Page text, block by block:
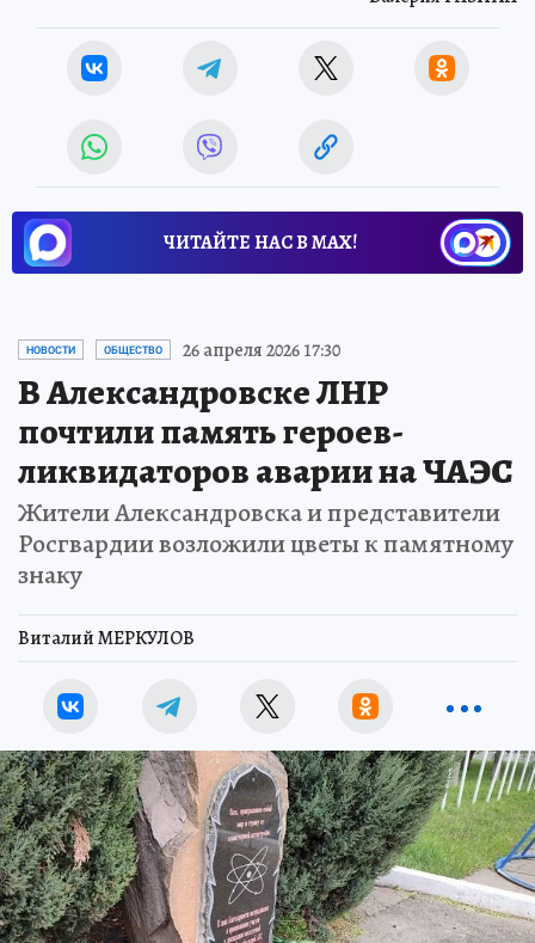
ЧИТАЙТЕ НАС В МАХ!
НОВОСТИ ОБЩЕСТВО 26 апреля 2026 17:30
В Александровске ЛНР
почтили память героев-
ликвидаторов аварии на ЧАЭС
Жители Александровска и представители
Росгвардии возложили цветы к памятному
знаку
Виталий МЕРКУЛОВ